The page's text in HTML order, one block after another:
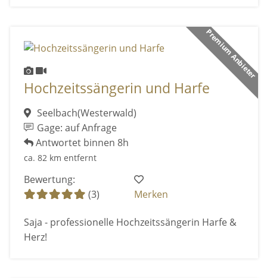
Premium Anbieter
Hochzeitssängerin und Harfe
Seelbach(Westerwald)
Gage: auf Anfrage
Antwortet binnen 8h
ca. 82 km entfernt
Bewertung:
(3)
Merken
Saja - professionelle Hochzeitssängerin Harfe &
Herz!